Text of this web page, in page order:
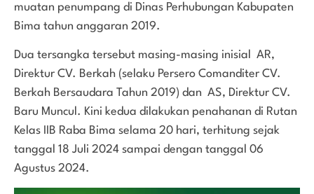
muatan penumpang di Dinas Perhubungan Kabupaten
Bima tahun anggaran 2019.
Dua tersangka tersebut masing-masing inisial AR,
Direktur CV. Berkah (selaku Persero Comanditer CV.
Berkah Bersaudara Tahun 2019) dan AS, Direktur CV.
Baru Muncul. Kini kedua dilakukan penahanan di Rutan
Kelas IIB Raba Bima selama 20 hari, terhitung sejak
tanggal 18 Juli 2024 sampai dengan tanggal 06
Agustus 2024.